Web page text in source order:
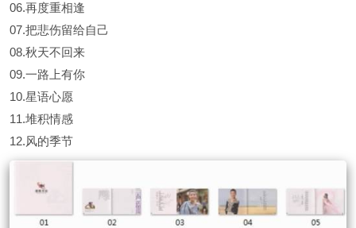
06.再度重相逢
07.把悲伤留给自己
08.秋天不回来
09.一路上有你
10.星语心愿
11.堆积情感
12.风的季节